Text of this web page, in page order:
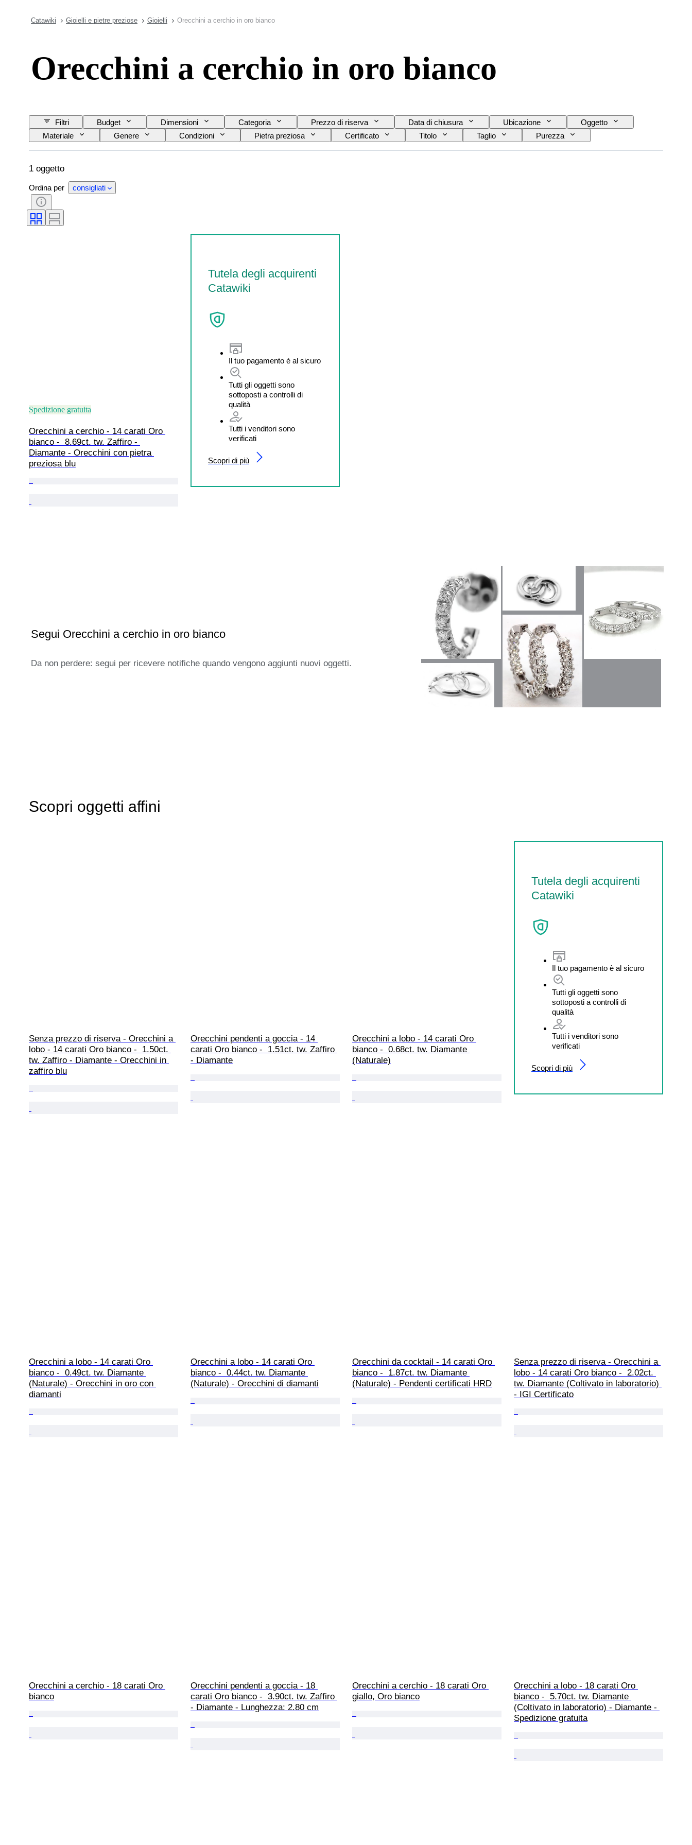
Catawiki Gioielli e pietre preziose Gioielli Orecchini a cerchio in oro bianco
Orecchini a cerchio in oro bianco
Filtri Budget Dimensioni Categoria Prezzo di riserva Data di chiusura Ubicazione
Oggetto
Materiale
Genere Condizioni Pietra preziosa Certificato Titolo Taglio
Purezza
Gamma di colore
Colore esatto Trasparenza della pietra preziosa Tipo di diamante Epoca Trattamento
1 oggetto
Ordina per consigliati
Spedizione gratuita
Orecchini a cerchio - 14 carati Oro
bianco -  8.69ct. tw. Zaffiro -
Diamante - Orecchini con pietra
preziosa blu
Tutela degli acquirenti
Catawiki
Il tuo pagamento è al sicuro
Tutti gli oggetti sono
sottoposti a controlli di
qualità
Tutti i venditori sono
verificati
Scopri di più
Segui Orecchini a cerchio in oro bianco
Da non perdere: segui per ricevere notifiche quando vengono aggiunti nuovi oggetti.
Scopri oggetti affini
Tutela degli acquirenti
Catawiki
Il tuo pagamento è al sicuro
Tutti gli oggetti sono
sottoposti a controlli di
qualità
Tutti i venditori sono
verificati
Scopri di più
Senza prezzo di riserva - Orecchini a
lobo - 14 carati Oro bianco -  1.50ct.
tw. Zaffiro - Diamante - Orecchini in
zaffiro blu
Orecchini pendenti a goccia - 14
carati Oro bianco -  1.51ct. tw. Zaffiro
- Diamante
Orecchini a lobo - 14 carati Oro
bianco -  0.68ct. tw. Diamante
(Naturale)
Orecchini a lobo - 14 carati Oro
bianco -  0.49ct. tw. Diamante
(Naturale) - Orecchini in oro con
diamanti
Orecchini a lobo - 14 carati Oro
bianco -  0.44ct. tw. Diamante
(Naturale) - Orecchini di diamanti
Orecchini da cocktail - 14 carati Oro
bianco -  1.87ct. tw. Diamante
(Naturale) - Pendenti certificati HRD
Senza prezzo di riserva - Orecchini a
lobo - 14 carati Oro bianco -  2.02ct.
tw. Diamante (Coltivato in laboratorio)
- IGI Certificato
Orecchini a cerchio - 18 carati Oro
bianco
Orecchini pendenti a goccia - 18
carati Oro bianco -  3.90ct. tw. Zaffiro
- Diamante - Lunghezza: 2.80 cm
Orecchini a cerchio - 18 carati Oro
giallo, Oro bianco
Orecchini a lobo - 18 carati Oro
bianco -  5.70ct. tw. Diamante
(Coltivato in laboratorio) - Diamante -
Spedizione gratuita